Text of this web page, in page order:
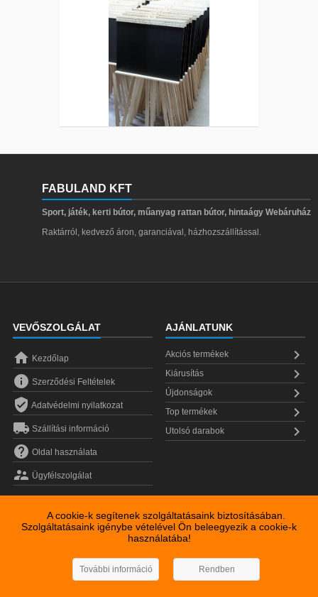
A cookie-k segítenek szolgáltatásaink biztosításában.
Szolgáltatásaink igénybe vételével Ön beleegyezik a cookie-k
használatába!
További információ Rendben
FABULAND KFT
Sport, játék, kerti bútor, műanyag rattan bútor, hintaágy Webáruház
Raktárról, kedvező áron, garanciával, házhozszállítással.
VEVŐSZOLGÁLAT
 Kezdőlap
 Szerződési Feltételek
 Adatvédelmi nyilatkozat
 Szállítási információ
 Oldal használata
 Ügyfélszolgálat
AJÁNLATUNK
Akciós termékek 
Kiárusítás 
Újdonságok 
Top termékek 
Utolsó darabok 
Copyright © 2026
Fabuland Kft
Magyarország
1196 Budapest
Batthyány utca 140.